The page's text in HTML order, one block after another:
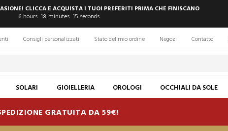
CLICCA E ACQUISTA I TUOI PREFERITI PRIMA CHE FINISCANO
6 hours 18 minutes 14 seconds
Consigli personalizzati Stato del mio ordine Negozi Contatto
SOLARI GIOIELLERIA OROLOGI OCCHIALI DA SOLE
GRATUITA DA 59€!